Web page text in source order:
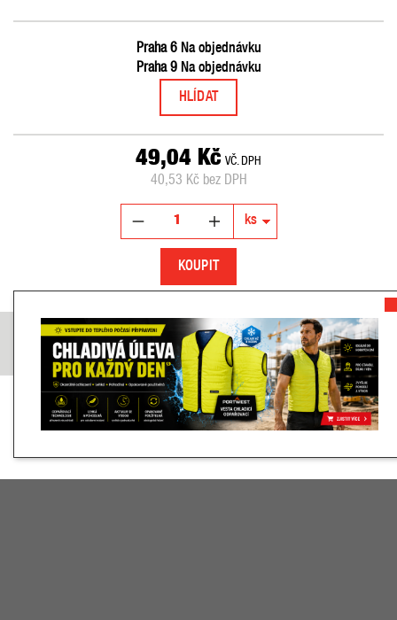
Praha 6Na objednávku
Praha 9Na objednávku
HLÍDAT
49,04 Kč VČ. DPH
40,53 Kč bez DPH
KOUPIT
POPIS
Náhradní náplň pro strojek BeGreen, 4,2 mm × 6 m.